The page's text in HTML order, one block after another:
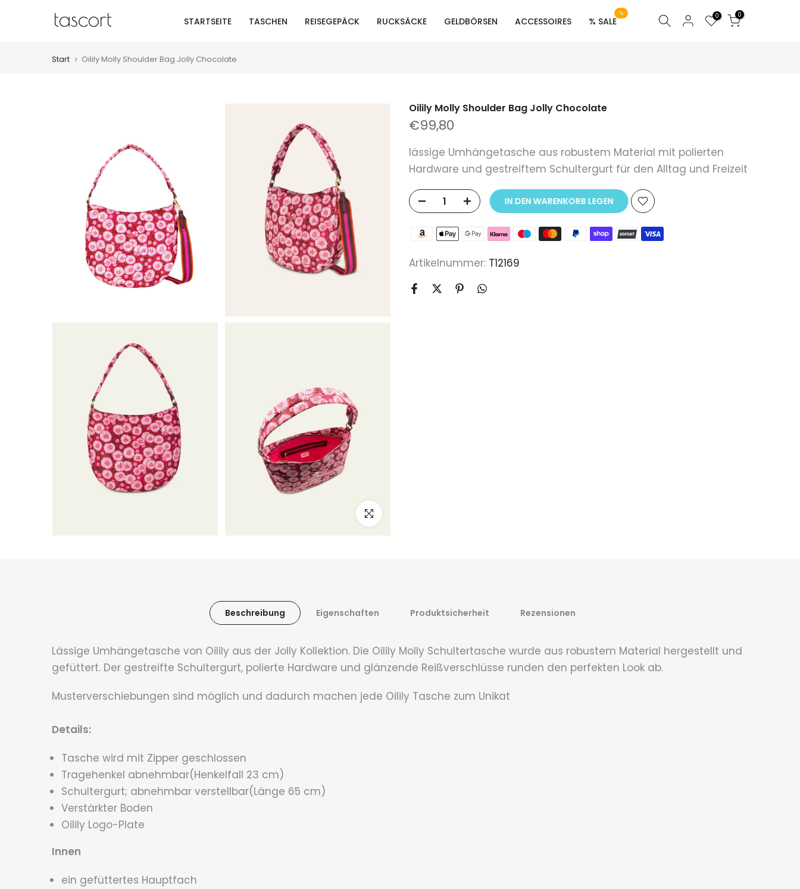
STARTSEITE TASCHEN REISEGEPÄCK RUCKSÄCKE GELDBÖRSEN ACCESSOIRES % SALE
% 0 0
Start Oilily Molly Shoulder Bag Jolly Chocolate
klicken um zu vergrößern
Oilily Molly Shoulder Bag Jolly Chocolate
€99,80
lässige Umhängetasche aus robustem Material mit polierten
Hardware und gestreiftem Schultergurt für den Alltag und Freizeit
IN DEN WARENKORB LEGEN
Artikelnummer: T12169
Beschreibung Eigenschaften Produktsicherheit Rezensionen
Lässige Umhängetasche von Oilily aus der Jolly Kollektion. Die Oilily Molly Schultertasche wurde aus robustem Material hergestellt und
gefüttert. Der gestreifte Schultergurt, polierte Hardware und glänzende Reißverschlüsse runden den perfekten Look ab.
Musterverschiebungen sind möglich und dadurch machen jede Oilily Tasche zum Unikat
Details:
Tasche wird mit Zipper geschlossen
Tragehenkel abnehmbar(Henkelfall 23 cm)
Schultergurt; abnehmbar verstellbar(Länge 65 cm)
Verstärkter Boden
Oilily Logo-Plate
Innen
ein gefüttertes Hauptfach